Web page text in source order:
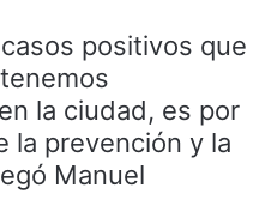
positivos que
la ciudad, es por
la prevención y la
Manuel